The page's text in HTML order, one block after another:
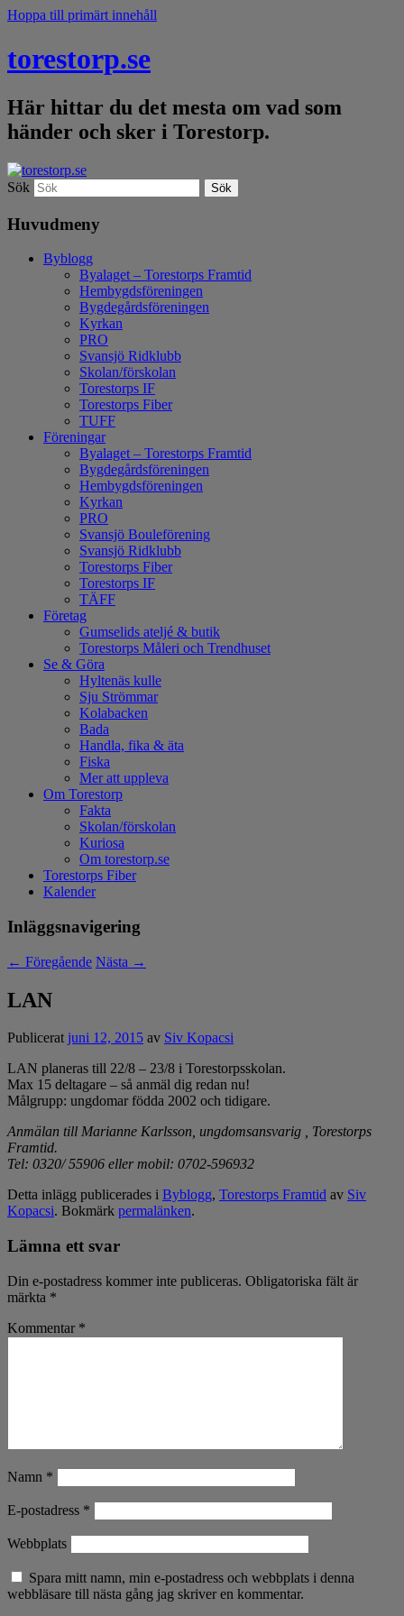
Hoppa till primärt innehåll
torestorp.se
Här hittar du det mesta om vad som
händer och sker i Torestorp.
Sök
Huvudmeny
Byblogg
Byalaget – Torestorps Framtid
Hembygdsföreningen
Bygdegårdsföreningen
Kyrkan
PRO
Svansjö Ridklubb
Skolan/förskolan
Torestorps IF
Torestorps Fiber
TUFF
Föreningar
Byalaget – Torestorps Framtid
Bygdegårdsföreningen
Hembygdsföreningen
Kyrkan
PRO
Svansjö Bouleförening
Svansjö Ridklubb
Torestorps Fiber
Torestorps IF
TÄFF
Företag
Gumselids ateljé & butik
Torestorps Måleri och Trendhuset
Se & Göra
Hyltenäs kulle
Sju Strömmar
Kolabacken
Bada
Handla, fika & äta
Fiska
Mer att uppleva
Om Torestorp
Fakta
Skolan/förskolan
Kuriosa
Om torestorp.se
Torestorps Fiber
Kalender
Inläggsnavigering
← Föregående Nästa →
LAN
Publicerat juni 12, 2015 av Siv Kopacsi
LAN planeras till 22/8 – 23/8 i Torestorpsskolan.
Max 15 deltagare – så anmäl dig redan nu!
Målgrupp: ungdomar födda 2002 och tidigare.
Anmälan till Marianne Karlsson, ungdomsansvarig , Torestorps
Framtid.
Tel: 0320/ 55906 eller mobil: 0702-596932
Detta inlägg publicerades i Byblogg, Torestorps Framtid av Siv
Kopacsi. Bokmärk permalänken.
Lämna ett svar
Din e-postadress kommer inte publiceras. Obligatoriska fält är
märkta *
Kommentar *
Namn *
E-postadress *
Webbplats
Spara mitt namn, min e-postadress och webbplats i denna
webbläsare till nästa gång jag skriver en kommentar.